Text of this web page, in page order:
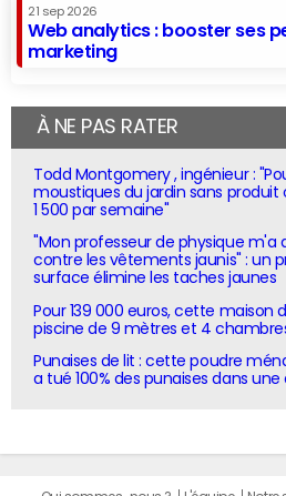
21 sep 2026
Web analytics : booster ses
marketing
À NE PAS RATER
Todd Montgomery , ingénieur :
moustiques du jardin sans produit
1 500 par semaine"
"Mon professeur de physique m'a
contre les vêtements jaunis" : un
surface élimine les taches jaunes
Pour 139 000 euros, cette maison
piscine de 9 mètres et 4
Punaises de lit : cette poudre
a tué 100% des punaises dans une